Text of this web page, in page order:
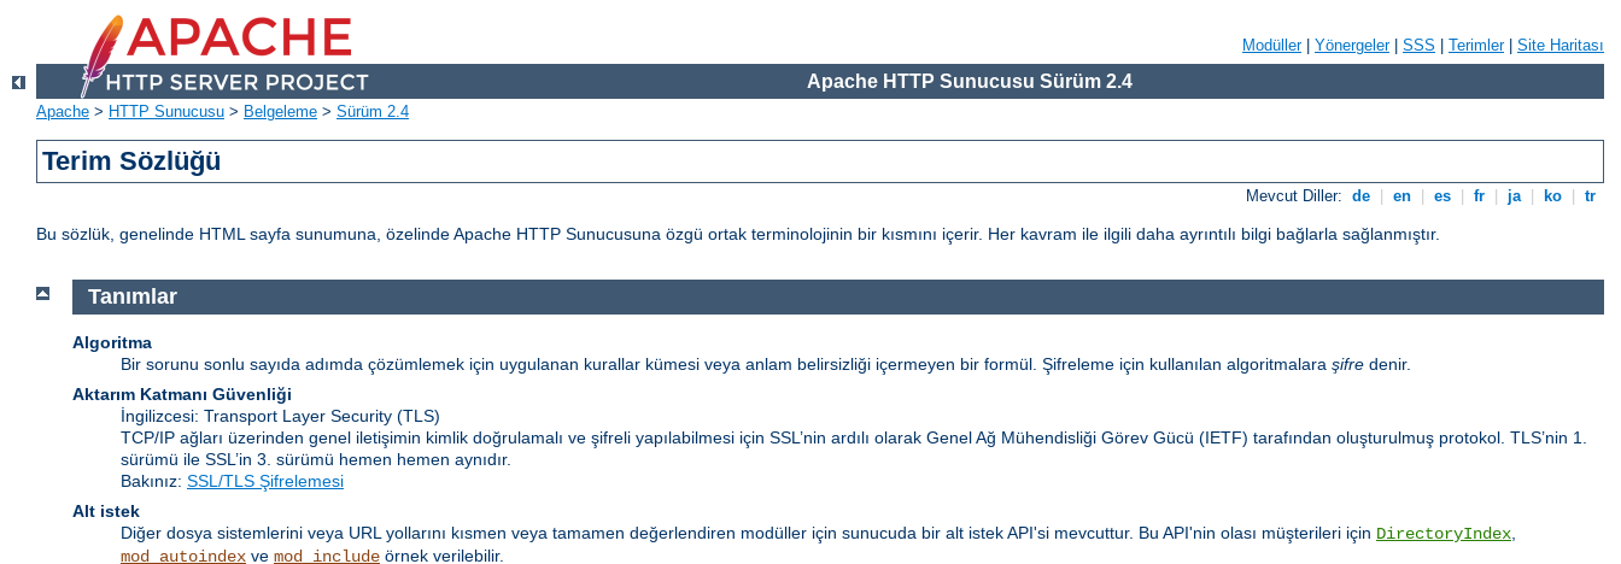
Modüller| Yönergeler| SSS Terimler| Site Haritası
Apache HTTP Sunucusu Sürüm 2.4
Apache > HTTP Sunucusu > Belgeleme > Sürüm 2.4
Terim Sözlüğü
Mevcut Diller: de en es fr ja ko tr
Bu sözlük, genelinde HTML sayfa sunumuna, özelinde Apache HTTP Sunucusuna özgü ortak terminolojinin bir kısmını içerir. Her kavram ile ilgili daha ayrıntılı bilgi bağlarla sağlanmıştır.
Tanımlar
Algoritma
Bir sorunu sonlu sayıda adımda çözümlemek için uygulanan kurallar kümesi veya anlam belirsizliği içermeyen bir formül. Şifreleme için kullanılan algoritmalara şifre denir.
Aktarım Katmanı Güvenliği
İngilizcesi: Transport Layer Security (TLS)
TCP/IP ağları üzerinden genel iletişimin kimlik doğrulamalı ve şifreli yapılabilmesi için SSL’nin ardılı olarak Genel Ağ Mühendisliği Görev Gücü (IETF) tarafından oluşturulmuş protokol. TLS’nin 1.
sürümü ile SSL’in 3. sürümü hemen hemen aynıdır.
Bakınız: SSL/TLS Şifrelemesi
Alt istek
Diğer dosya sistemlerini veya URL yollarını kısmen veya tamamen değerlendiren modüller için sunucuda bir alt istek API'si mevcuttur. Bu API'nin olası müşterileri için DirectoryIndex
mod_autoindex ve mod_include örnek verilebilir.